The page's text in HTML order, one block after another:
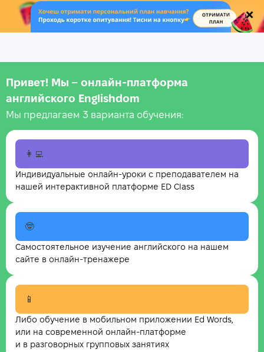
.
Привет! Мы – онлайн‑платформа
английского Englishdom
Мы предлагаем 3 варианта обучения:
👩‍💻
Индивидуальные онлайн-уроки с преподавателем на
нашей интерактивной платформе ED Class
🤓
Самостоятельное изучение английского на нашем
сайте в онлайн-тренажере
📱
Либо обучение в мобильном приложении Ed Words,
или на современной онлайн-платформе
и в разговорных групповых занятиях